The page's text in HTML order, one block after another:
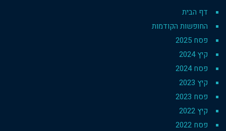
דף הבית
החופשות הקודמות
פסח 2025
קיץ 2024
פסח 2024
קיץ 2023
פסח 2023
קיץ 2022
פסח 2022